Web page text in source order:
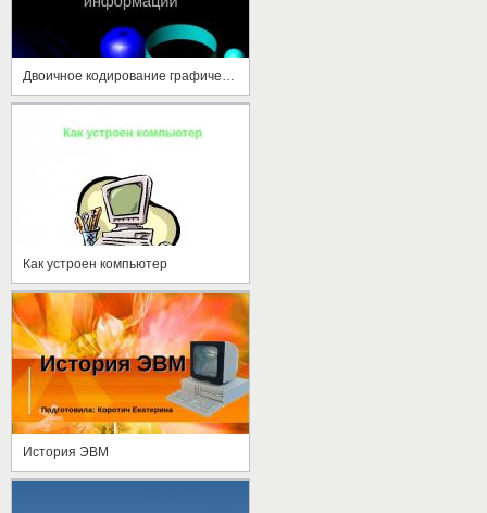
Как устроен компьютер
История ЭВМ